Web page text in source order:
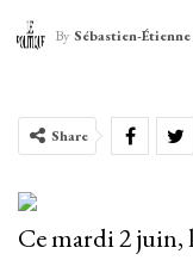
By Sébastien-Étienne
Share
Ce mardi 2 juin,